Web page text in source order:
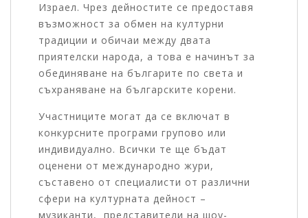
Израел. Чрез дейностите се предоставя
възможност за обмен на културни
традиции и обичаи между двата
приятелски народа, а това е начинът за
обединяване на българите по света и
съхраняване на българските корени.
Участниците могат да се включат в
конкурсните програми групово или
индивидуално. Всички те ще бъдат
оценени от международно жури,
съставено от специалисти от различни
сфери на културната дейност –
музиканти, представители на шоу-